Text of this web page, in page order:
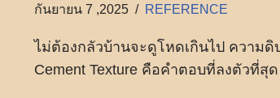
กันยายน 7 ,2025 REFERENCE
ไม่ต้องกลัวบ้านจะดูโหดเกินไป ความ
Cement Texture คือคำตอบที่ลงตัวที่สุด